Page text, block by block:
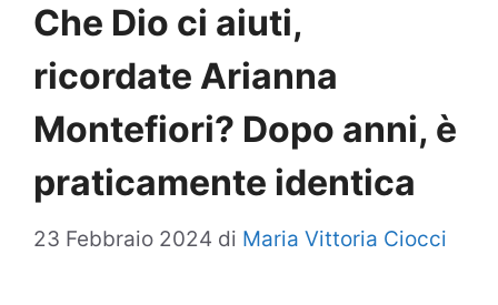
Che Dio ci aiuti,
ricordate Arianna
Montefiori? Dopo anni, è
praticamente identica
23 Febbraio 2024 di Maria Vittoria Ciocci